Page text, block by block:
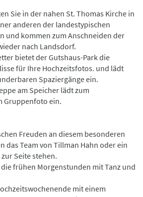
Sie in der nahen St. Thomas Kirche in
anderen der landestypischen
und kommen zum Anschneiden der
nach Landsdorf.
bietet der Gutshaus-Park die
für Ihre Hochzeitsfotos. und lädt
Spaziergänge ein.
am Speicher lädt zum
Gruppenfoto ein.
Freuden an diesem besonderen
das Team von Tillman Hahn oder ein
Seite stehen.
die frühen Morgenstunden mit Tanz und
mit einem